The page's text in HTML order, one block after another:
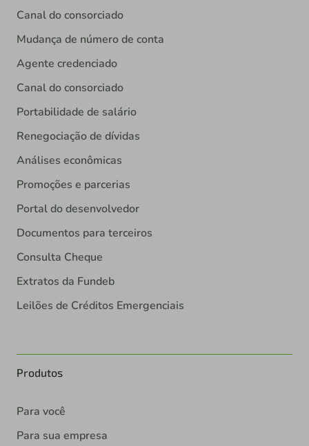
Canal do consorciado
Mudança de número de conta
Agente credenciado
Canal do consorciado
Portabilidade de salário
Renegociação de dívidas
Análises econômicas
Promoções e parcerias
Portal do desenvolvedor
Documentos para terceiros
Consulta Cheque
Extratos da Fundeb
Leilões de Créditos Emergenciais
Produtos
Para você
Para sua empresa